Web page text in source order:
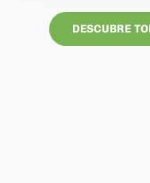
DESCUBRE